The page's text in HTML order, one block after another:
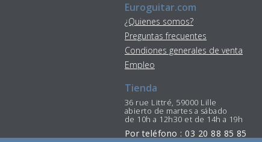
Euroguitar.com
¿Quienes somos?
Preguntas frecuentes
Condiones generales de venta
Empleo
Tienda
36 rue Littré, 59000 Lille
abierto de martes a sábado
de 10h a 12h30 et de 14h a 19h
Por teléfono : 03 20 88 85 85